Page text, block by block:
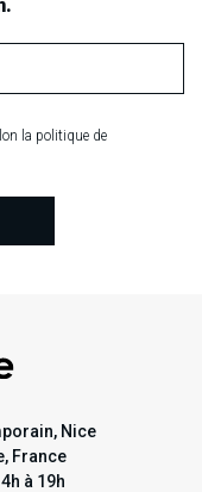
la politique de
Nice
France
à 19h